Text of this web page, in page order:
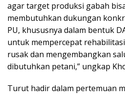
agar target produksi gabah
membutuhkan dukungan
PU, khususnya dalam bentuk
untuk mempercepat
rusak dan mengembangkan
dibutuhkan petani,” ungkap
Turut hadir dalam pertemuan